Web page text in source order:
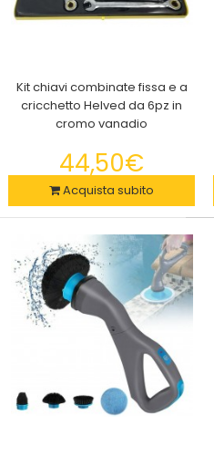
Alviero Martini
Kit chiavi combinate fissa e a
cricchetto Helved da 6pz in
cromo vanadio
44,50€
Acquista subito